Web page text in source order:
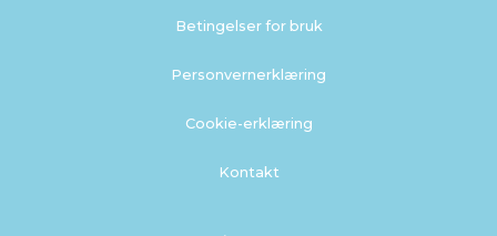
Betingelser for bruk
Personvernerklæring
Cookie-erklæring
Kontakt